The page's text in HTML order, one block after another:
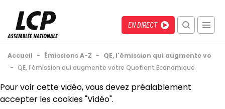
contenu
principal
Menu
recherche
mobile
Direct
EN DIRECT
Fil
d'Ariane
Accueil - Émissions A-Z - QE, l'émission qui augmente vo
- QE, l'émission qui augmente votre Quotient Economique
Back
to
Pour voir cette vidéo, vous devez préalablement
accepter les cookies "Vidéo".